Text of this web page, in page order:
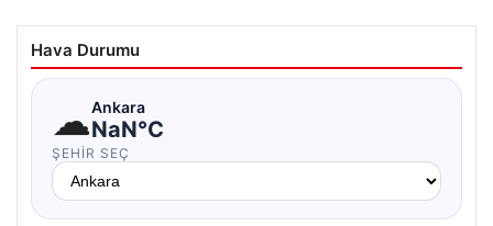
Hava Durumu
☁Ankara
NaN°C
ŞEHIR SEÇ